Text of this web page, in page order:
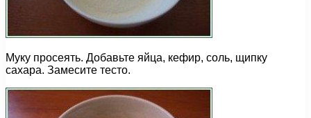
Муку просеять. Добавьте яйца, кефир, соль, щипку
сахара. Замесите тесто.